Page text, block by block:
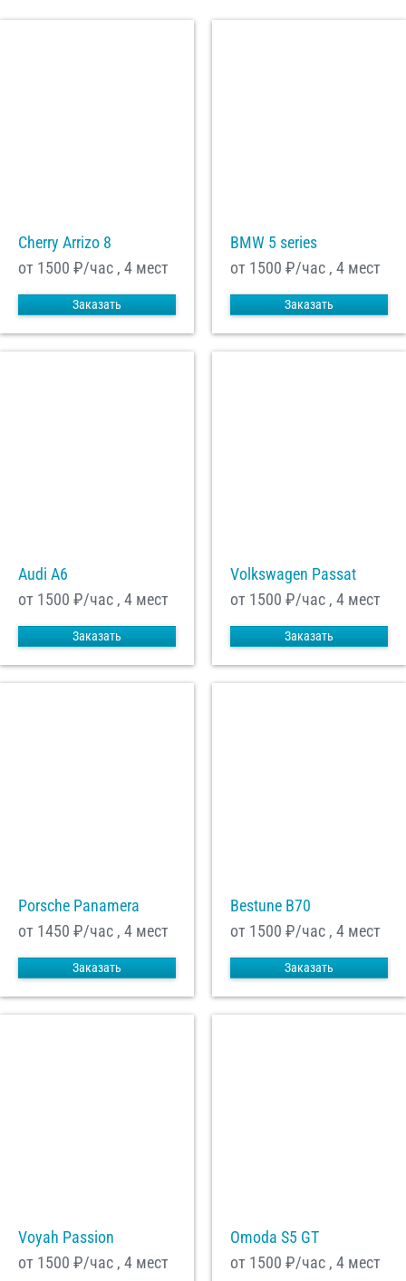
Cherry Arrizo 8
от 1500 ₽/час , 4 мест
Заказать
BMW 5 series
от 1500 ₽/час , 4 мест
Заказать
Audi A6
от 1500 ₽/час , 4 мест
Заказать
Volkswagen Passat
от 1500 ₽/час , 4 мест
Заказать
Porsche Panamera
от 1450 ₽/час , 4 мест
Заказать
Bestune B70
от 1500 ₽/час , 4 мест
Заказать
Voyah Passion
от 1500 ₽/час , 4 мест
Omoda S5 GT
от 1500 ₽/час , 4 мест